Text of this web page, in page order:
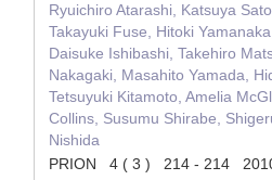
Ryuichiro Atarashi, Katsuya
Takayuki Fuse, Hitoki
Daisuke Ishibashi, Takehiro
Nakagaki, Masahito Yamada,
Tetsuyuki Kitamoto, Amelia
Collins, Susumu Shirabe,
Nishida
PRION 4 ( 3 ) 214 - 214